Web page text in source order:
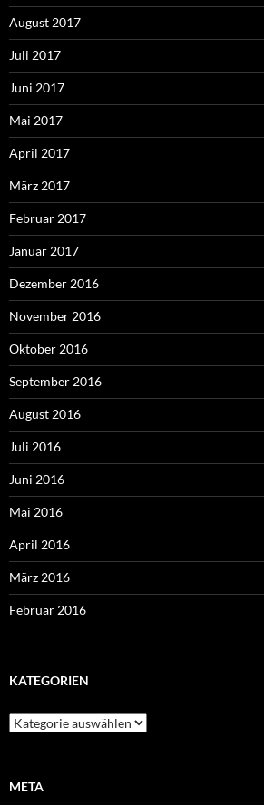
August 2017
Juli 2017
Juni 2017
Mai 2017
April 2017
März 2017
Februar 2017
Januar 2017
Dezember 2016
November 2016
Oktober 2016
September 2016
August 2016
Juli 2016
Juni 2016
Mai 2016
April 2016
März 2016
Februar 2016
KATEGORIEN
Kategorien
META